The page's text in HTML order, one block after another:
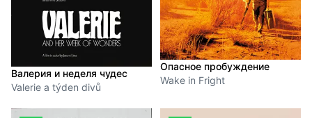
Валерия и неделя чудес
Valerie a týden divů
Опасное пробуждение
Wake in Fright